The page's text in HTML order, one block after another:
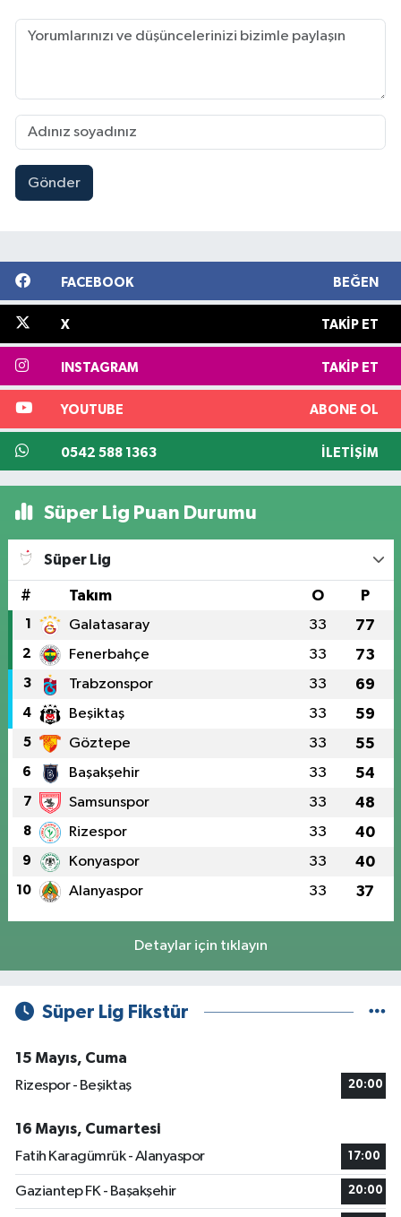
Gönder
FACEBOOK BEĞEN
X TAKIP ET
INSTAGRAM TAKIP ET
YOUTUBE ABONE OL
0542 588 1363 İLETIŞIM
Süper Lig Puan Durumu
Süper Lig
# Takım O P
1 Galatasaray 33 77
2 Fenerbahçe 33 73
3 Trabzonspor 33 69
4 Beşiktaş 33 59
5 Göztepe 33 55
6 Başakşehir 33 54
7 Samsunspor 33 48
8 Rizespor 33 40
9 Konyaspor 33 40
10 Alanyaspor 33 37
Detaylar için tıklayın
Süper Lig Fikstür
15 Mayıs, Cuma
Rizespor - Beşiktaş
20:00
16 Mayıs, Cumartesi
Fatih Karagümrük - Alanyaspor
17:00
Gaziantep FK - Başakşehir 20:00